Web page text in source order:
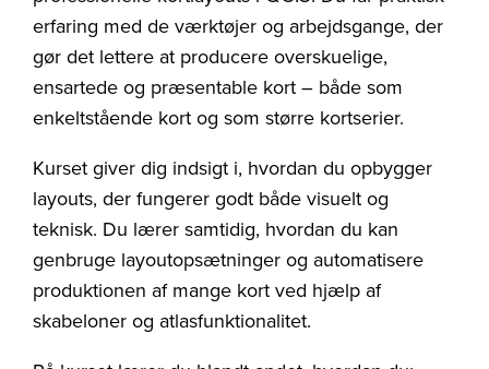
erfaring med de værktøjer og arbejdsgange, der
gør det lettere at producere overskuelige,
ensartede og præsentable kort – både som
enkeltstående kort og som større kortserier.
Kurset giver dig indsigt i, hvordan du opbygger
layouts, der fungerer godt både visuelt og
teknisk. Du lærer samtidig, hvordan du kan
genbruge layoutopsætninger og automatisere
produktionen af mange kort ved hjælp af
skabeloner og atlasfunktionalitet.